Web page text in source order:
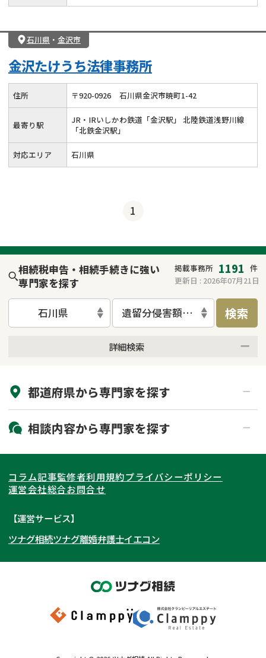
石川県 ・ 金沢市
金沢たけうち法律事務所
住所 〒920-0926 石川県金沢市暁町1-42
最寄り駅
JR・IRいしかわ鉄道「金沢駅」 北陸鉄道浅野川線
「北鉄金沢駅」
対応エリア 石川県
1
相続税申告・相続手続きに強い
専門家を探す
掲載事務所 1191 件
更新日 : 2026年07月21日
石川県 遺留分侵害額請求 検索
詳細検索
初回相談無料
土日祝の相談可能
都道府県から専門家を探す
北海道・東北
北海道 青森県
岩手県 宮城県
秋田県
福島県
関東
東京都 神奈川県
埼玉県
茨城県 群馬県
東海
愛知県
岐阜県 山梨県
関西
大阪府 京都府
奈良県
和歌山県
北陸・甲信越
石川県
富山県
岡山県
九州・沖縄
相談内容から専門家を探す
相続登記
遺産分割
相続手続き
家族信託
成年後見・任意後見
相続財産調査
不動産評価(相続不動産)
相続トラブル
コラム記事監修者利用規約プライバシーポリシー
運営会社総合お問合せ
【運営サービス】
ツナグ相続ツナグ離婚弁護士イエコン